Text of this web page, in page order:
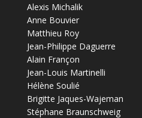
Alexis Michalik
Anne Bouvier
Matthieu Roy
Jean-Philippe Daguerre
Alain Françon
Jean-Louis Martinelli
Hélène Soulié
Brigitte Jaques-Wajeman
Stéphane Braunschweig